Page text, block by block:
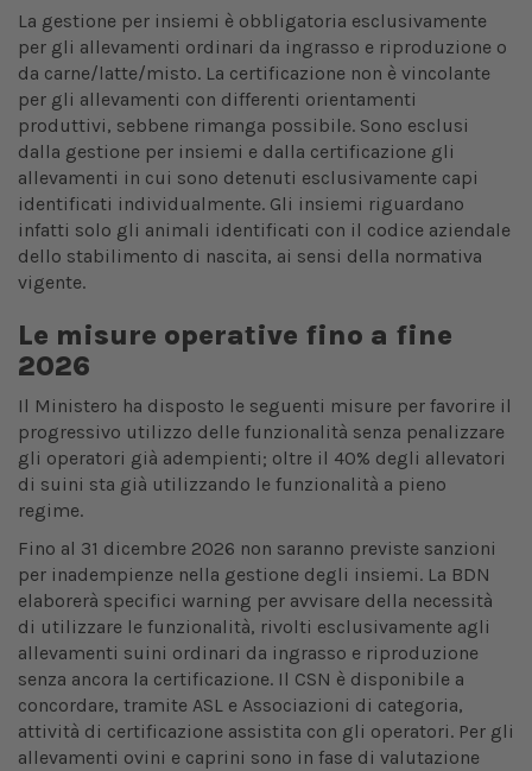
La gestione per insiemi è obbligatoria esclusivamente
per gli allevamenti ordinari da ingrasso e riproduzione o
da carne/latte/misto. La certificazione non è vincolante
per gli allevamenti con differenti orientamenti
produttivi, sebbene rimanga possibile. Sono esclusi
dalla gestione per insiemi e dalla certificazione gli
allevamenti in cui sono detenuti esclusivamente capi
identificati individualmente. Gli insiemi riguardano
infatti solo gli animali identificati con il codice aziendale
dello stabilimento di nascita, ai sensi della normativa
vigente.
Le misure operative fino a fine
2026
Il Ministero ha disposto le seguenti misure per favorire il
progressivo utilizzo delle funzionalità senza penalizzare
gli operatori già adempienti; oltre il 40% degli allevatori
di suini sta già utilizzando le funzionalità a pieno
regime.
Fino al 31 dicembre 2026 non saranno previste sanzioni
per inadempienze nella gestione degli insiemi. La BDN
elaborerà specifici warning per avvisare della necessità
di utilizzare le funzionalità, rivolti esclusivamente agli
allevamenti suini ordinari da ingrasso e riproduzione
senza ancora la certificazione. Il CSN è disponibile a
concordare, tramite ASL e Associazioni di categoria,
attività di certificazione assistita con gli operatori. Per gli
allevamenti ovini e caprini sono in fase di valutazione